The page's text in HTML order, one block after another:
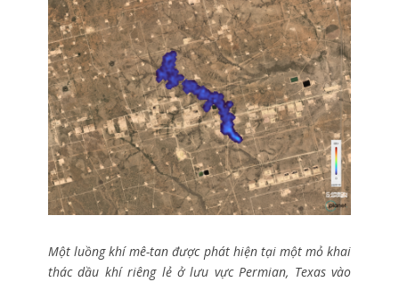
Một luồng khí mê-tan được phát hiện tại một mỏ khai
thác dầu khí riêng lẻ ở lưu vực Permian, Texas vào